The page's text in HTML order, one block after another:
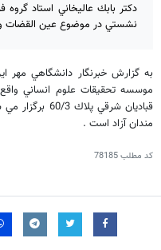
دكتر بابك عاليخاني استاد گروه
نشستي در موضوع عين القضات
موسسه تحقيقات علوم انساني واقع
قباديان
مندان آزاد است .
کد مطلب78185